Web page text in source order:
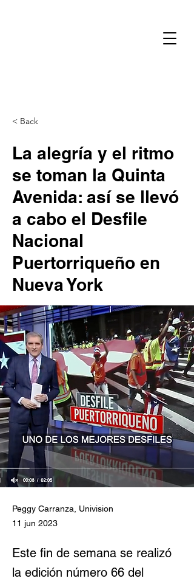
< Back
La alegría y el ritmo
se toman la Quinta
Avenida: así se llevó
a cabo el Desfile
Nacional
Puertorriqueño en
Nueva York
Peggy Carranza, Univision
11 jun 2023
Este fin de semana se realizó
la edición número 66 del